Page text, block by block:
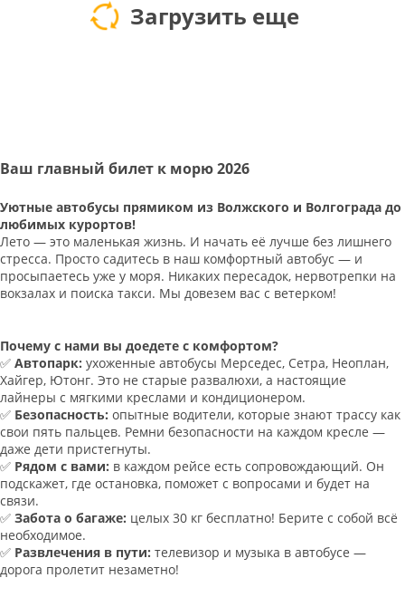
Загрузить еще
Ваш главный билет к морю 2026
Уютные автобусы прямиком из Волжского и Волгограда до
любимых курортов!
Лето — это маленькая жизнь. И начать её лучше без лишнего
стресса. Просто садитесь в наш комфортный автобус — и
просыпаетесь уже у моря. Никаких пересадок, нервотрепки на
вокзалах и поиска такси. Мы довезем вас с ветерком!
Почему с нами вы доедете с комфортом?
✅ Автопарк: ухоженные автобусы Мерседес, Сетра, Неоплан,
Хайгер, Ютонг. Это не старые развалюхи, а настоящие
лайнеры с мягкими креслами и кондиционером.
✅ Безопасность: опытные водители, которые знают трассу как
свои пять пальцев. Ремни безопасности на каждом кресле —
даже дети пристегнуты.
✅ Рядом с вами: в каждом рейсе есть сопровождающий. Он
подскажет, где остановка, поможет с вопросами и будет на
связи.
✅ Забота о багаже: целых 30 кг бесплатно! Берите с собой всё
необходимое.
✅ Развлечения в пути: телевизор и музыка в автобусе —
дорога пролетит незаметно!